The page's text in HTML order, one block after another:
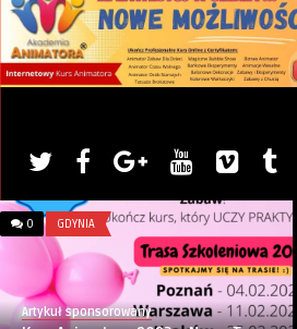
0 GDYNIA
Artykuł sponsorowany